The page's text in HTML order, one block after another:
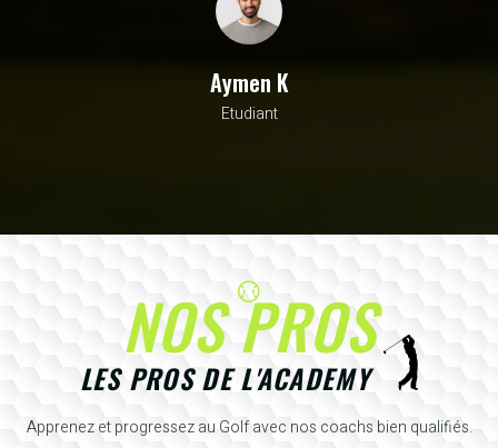
NOS PROS
LES PROS DE L'ACADEMY
Apprenez et progressez au Golf avec nos coachs bien qualifiés.